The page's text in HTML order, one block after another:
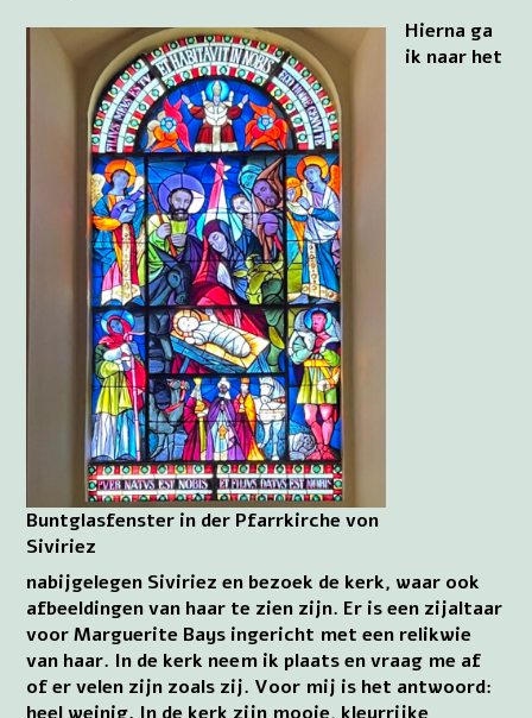
Buntglasfenster in der Pfarrkirche von
Siviriez
Hierna ga
ik naar het
nabijgelegen Siviriez en bezoek de kerk, waar ook
afbeeldingen van haar te zien zijn. Er is een zijaltaar
voor Marguerite Bays ingericht met een relikwie
van haar. In de kerk neem ik plaats en vraag me af
of er velen zijn zoals zij. Voor mij is het antwoord: